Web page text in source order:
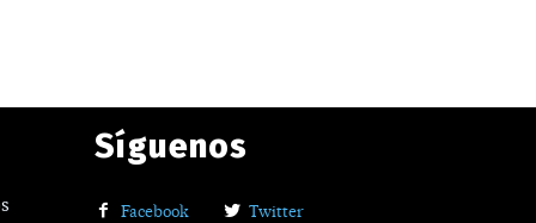
Síguenos
Facebook Twitter